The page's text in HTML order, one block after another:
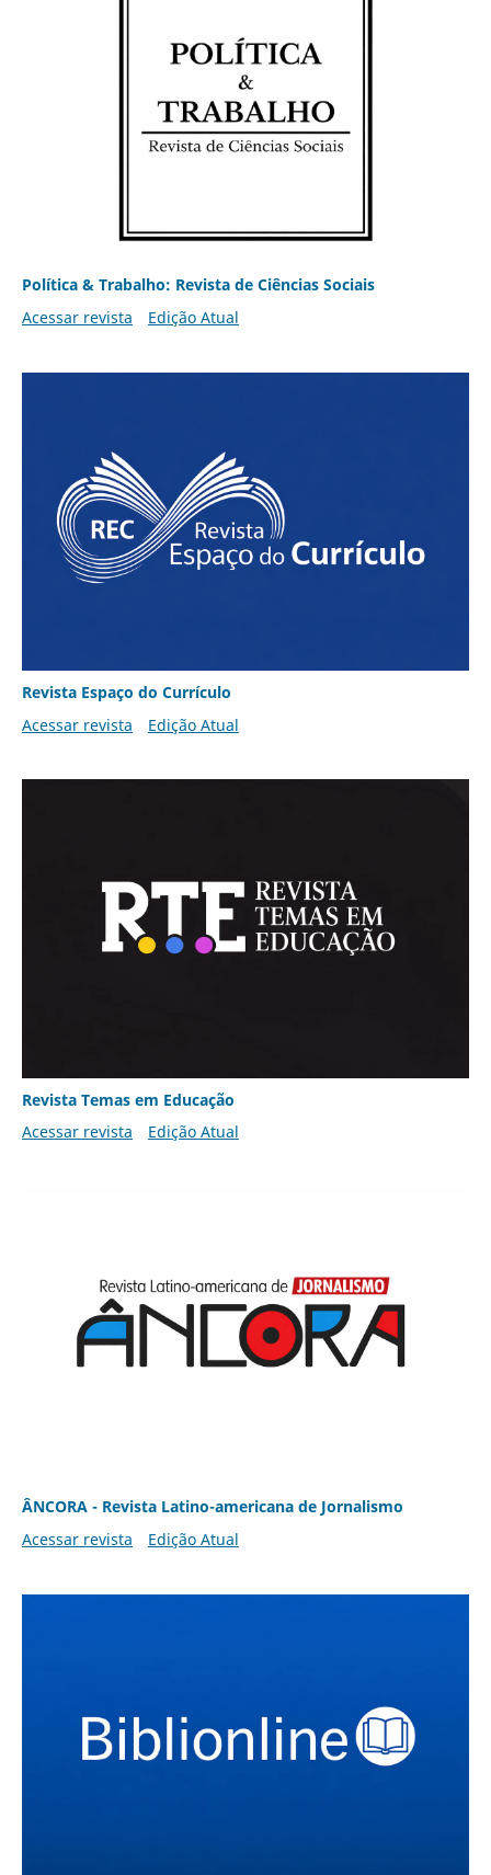
Política & Trabalho: Revista de Ciências Sociais
Acessar revista
Edição Atual
Revista Espaço do Currículo
Acessar revista
Edição Atual
Revista Temas em Educação
Acessar revista
Edição Atual
ÂNCORA - Revista Latino-americana de Jornalismo
Acessar revista
Edição Atual